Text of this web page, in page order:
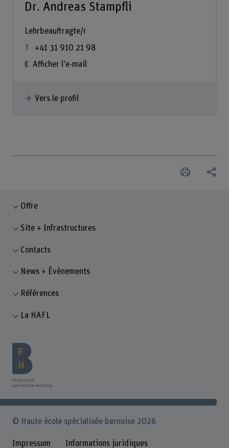
Dr. Andreas Stampfli
Lehrbeauftragte/r
+41 31 910 21 98
Afficher l'e-mail
Vers le profil
Offre
Site + Infrastructures
Contacts
News + Évènements
Références
La HAFL
© Haute école spécialisée bernoise 2026
Impressum Informations juridiques